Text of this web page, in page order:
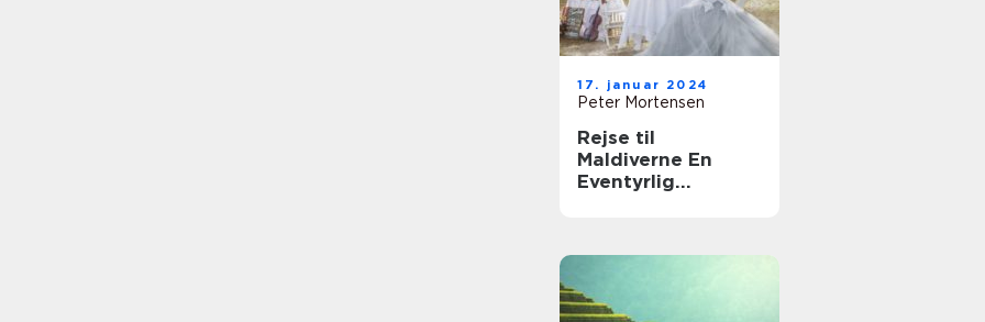
17. januar 2024
Peter Mortensen
Rejse til
Maldiverne En
Eventyrlig